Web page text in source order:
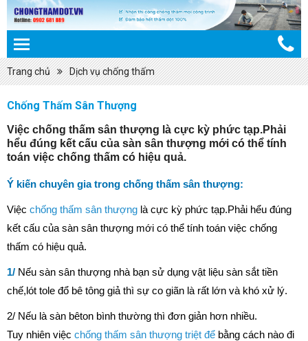
Trang chủ Dịch vụ chống thấm
Chống Thấm Sân Thượng
Việc chống thấm sân thượng là cực kỳ phức tạp.Phải
hểu đúng kết cấu của sàn sân thượng mới có thể tính
toán việc chống thấm có hiệu quả.
Ý kiến chuyên gia trong chống thấm sân thượng:
Việc chống thấm sân thượng là cực kỳ phức tạp.Phải hểu đúng
kết cấu của sàn sân thượng mới có thể tính toán việc chống
thấm có hiệu quả.
1/ Nếu sàn sân thượng nhà bạn sử dụng vật liệu sàn sắt tiền
chế,lót tole đổ bê tông giả thì sự co giãn là rất lớn và khó xử lý.
2/ Nếu là sàn bêton bình thường thì đơn giản hơn nhiều.
Tuy nhiên việc chống thấm sân thượng triệt để bằng cách nào đi